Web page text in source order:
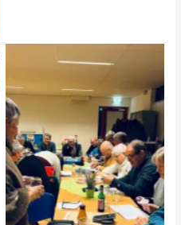
Altijd gezelligheid hier